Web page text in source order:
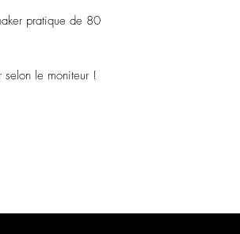
pratique de 80
le moniteur !